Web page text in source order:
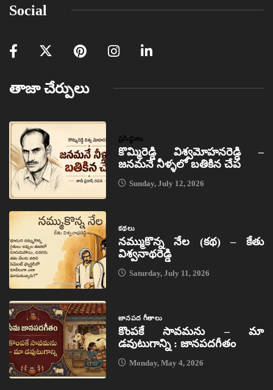
Social
తాజా చేర్పులు
ప్రసిద్ధులు
కొమ్మిరెడ్డి విశ్వమోహనరెడ్డి –
జనమనే నీళ్ళలో బతికిన చేప
Sunday, July 12, 2026
కథలు
నమ్ముకొన్న నేల (కథ) – కేతు
విశ్వనాథరెడ్డి
Saturday, July 11, 2026
జానపద గీతాలు
కొంపకే సావమను – మా
డవుటుగాన్ని : జానపదగీతం
Monday, May 4, 2026